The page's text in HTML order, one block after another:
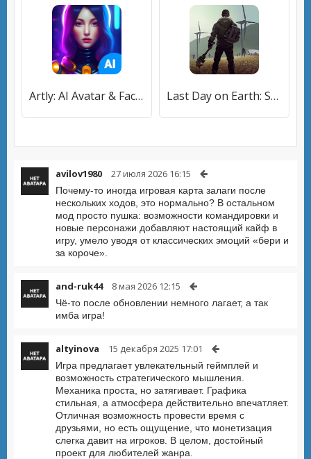
Artly: AI Avatar & Face Effect Last Day on Earth: Survival
avilov1980 27 июля 2026 16:15
Почему-то иногда игровая карта залаги после
нескольких ходов, это нормально? В остальном
мод просто пушка: возможности командировки и
новые персонажи добавляют настоящий кайф в
игру, умело уводя от классических эмоций «бери и
за короче».
and-ruk44 8 мая 2026 12:15
Чё-то после обновлении немного лагает, а так
имба игра!
altyinova 15 декабря 2025 17:01
Игра предлагает увлекательный геймплей и
возможность стратегического мышления.
Механика проста, но затягивает. Графика
стильная, а атмосфера действительно впечатляет.
Отличная возможность провести время с
друзьями, но есть ощущение, что монетизация
слегка давит на игроков. В целом, достойный
проект для любителей жанра.